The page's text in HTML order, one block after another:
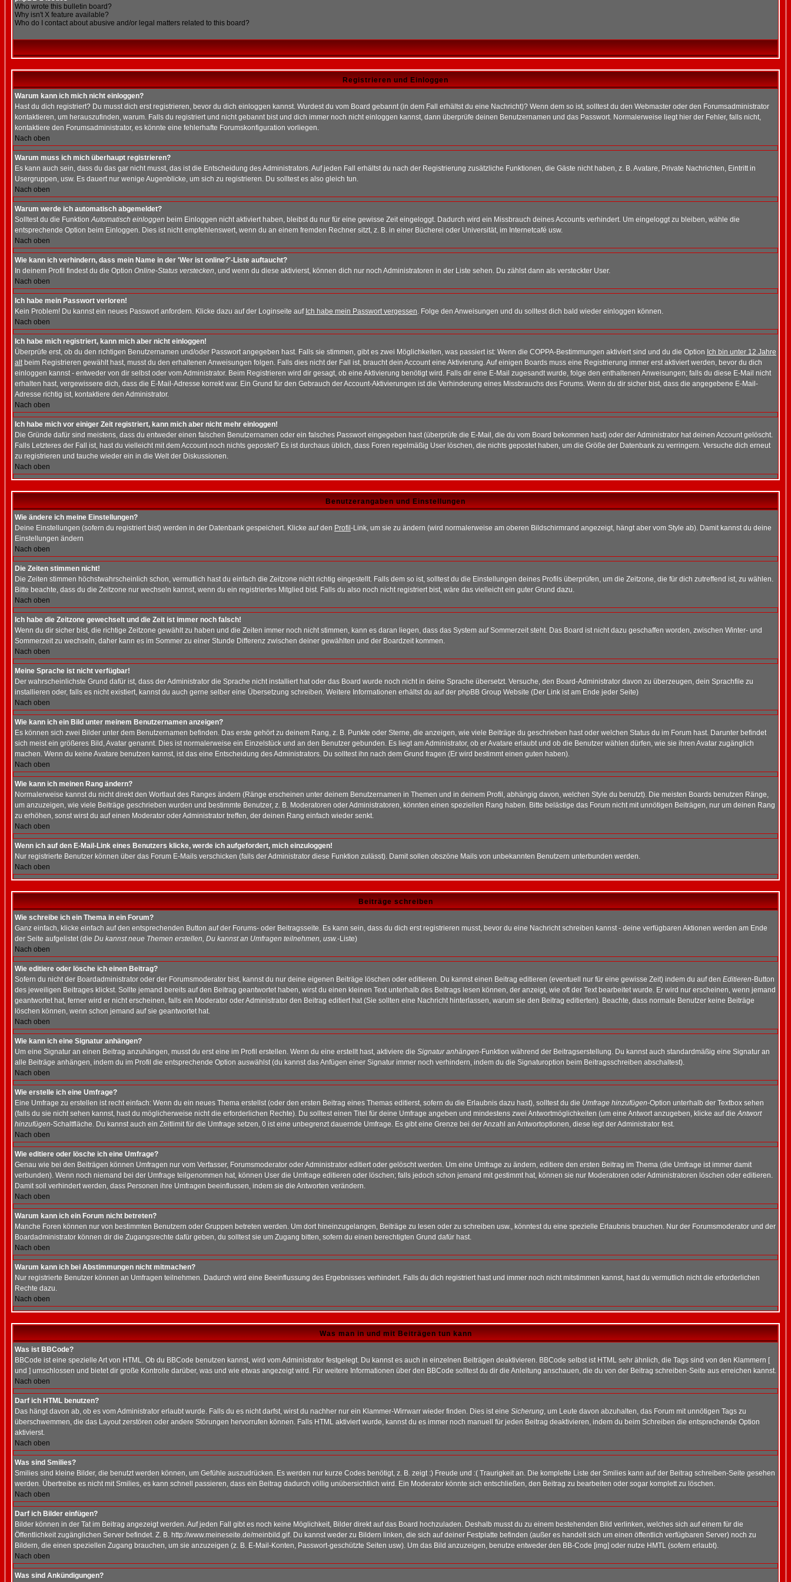
Who wrote this bulletin board?
Why isn't X feature available?
Who do I contact about abusive and/or legal matters related to this board?
Registrieren und Einloggen
Warum kann ich mich nicht einloggen?
Hast du dich registriert? Du musst dich erst registrieren, bevor du dich einloggen kannst. Wurdest du vom Board gebannt (in dem Fall erhältst du eine Nachricht)? Wenn dem so ist, solltest du den Webmaster oder den Forumsadministrator
kontaktieren, um herauszufinden, warum. Falls du registriert und nicht gebannt bist und dich immer noch nicht einloggen kannst, dann überprüfe deinen Benutzernamen und das Passwort. Normalerweise liegt hier der Fehler, falls nicht,
kontaktiere den Forumsadministrator, es könnte eine fehlerhafte Forumskonfiguration vorliegen.
Nach oben
Warum muss ich mich überhaupt registrieren?
Es kann auch sein, dass du das gar nicht musst, das ist die Entscheidung des Administrators. Auf jeden Fall erhältst du nach der Registrierung zusätzliche Funktionen, die Gäste nicht haben, z. B. Avatare, Private Nachrichten, Eintritt in
Usergruppen, usw. Es dauert nur wenige Augenblicke, um sich zu registrieren. Du solltest es also gleich tun.
Nach oben
Warum werde ich automatisch abgemeldet?
Solltest du die FunktionAutomatisch einloggen beim Einloggen nicht aktiviert haben, bleibst du nur für eine gewisse Zeit eingeloggt. Dadurch wird ein Missbrauch deines Accounts verhindert. Um eingeloggt zu bleiben, wähle die
entsprechende Option beim Einloggen. Dies ist nicht empfehlenswert, wenn du an einem fremden Rechner sitzt, z. B. in einer Bücherei oder Universität, im Internetcafé usw.
Nach oben
Wie kann ich verhindern, dass mein Name in der 'Wer ist online?'-Liste auftaucht?
In deinem Profil findest du die Option Online-Status verstecken, und wenn du diese aktivierst, können dich nur noch Administratoren in der Liste sehen. Du zählst dann als versteckter User.
Nach oben
Ich habe mein Passwort verloren!
Kein Problem! Du kannst ein neues Passwort anfordern. Klicke dazu auf der Loginseite auf Ich habe mein Passwort vergessen. Folge den Anweisungen und du solltest dich bald wieder einloggen können.
Nach oben
Ich habe mich registriert, kann mich aber nicht einloggen!
Überprüfe erst, ob du den richtigen Benutzernamen und/oder Passwort angegeben hast. Falls sie stimmen, gibt es zwei Möglichkeiten, was passiert ist: Wenn die COPPA-Bestimmungen aktiviert sind und du die Option Ich bin unter 12 Jahre
altbeim Registrieren gewählt hast, musst du den erhaltenen Anweisungen folgen. Falls dies nicht der Fall ist, braucht dein Account eine Aktivierung. Auf einigen Boards muss eine Registrierung immer erst aktiviert werden, bevor du dich
einloggen kannst - entweder von dir selbst oder vom Administrator. Beim Registrieren wird dir gesagt, ob eine Aktivierung benötigt wird. Falls dir eine E-Mail zugesandt wurde, folge den enthaltenen Anweisungen; falls du diese E-Mail nicht
erhalten hast, vergewissere dich, dass die E-Mail-Adresse korrekt war. Ein Grund für den Gebrauch der Account-Aktivierungen ist die Verhinderung eines Missbrauchs des Forums. Wenn du dir sicher bist, dass die angegebene E-Mail-
Adresse richtig ist, kontaktiere den Administrator.
Nach oben
Ich habe mich vor einiger Zeit registriert, kann mich aber nicht mehr einloggen!
Die Gründe dafür sind meistens, dass du entweder einen falschen Benutzernamen oder ein falsches Passwort eingegeben hast (überprüfe die E-Mail, die du vom Board bekommen hast) oder der Administrator hat deinen Account gelöscht.
Falls Letzteres der Fall ist, hast du vielleicht mit dem Account noch nichts gepostet? Es ist durchaus üblich, dass Foren regelmäßig User löschen, die nichts gepostet haben, um die Größe der Datenbank zu verringern. Versuche dich erneut
zu registrieren und tauche wieder ein in die Welt der Diskussionen.
Nach oben
Benutzerangaben und Einstellungen
Wie ändere ich meine Einstellungen?
Deine Einstellungen (sofern du registriert bist) werden in der Datenbank gespeichert. Klicke auf den Profil -Link, um sie zu ändern (wird normalerweise am oberen Bildschirmrand angezeigt, hängt aber vom Style ab). Damit kannst du deine
Einstellungen ändern
Nach oben
Die Zeiten stimmen nicht!
Die Zeiten stimmen höchstwahrscheinlich schon, vermutlich hast du einfach die Zeitzone nicht richtig eingestellt. Falls dem so ist, solltest du die Einstellungen deines Profils überprüfen, um die Zeitzone, die für dich zutreffend ist, zu wählen.
Bitte beachte, dass du die Zeitzone nur wechseln kannst, wenn du ein registriertes Mitglied bist. Falls du also noch nicht registriert bist, wäre das vielleicht ein guter Grund dazu.
Nach oben
Ich habe die Zeitzone gewechselt und die Zeit ist immer noch falsch!
Wenn du dir sicher bist, die richtige Zeitzone gewählt zu haben und die Zeiten immer noch nicht stimmen, kann es daran liegen, dass das System auf Sommerzeit steht. Das Board ist nicht dazu geschaffen worden, zwischen Winter- und
Sommerzeit zu wechseln, daher kann es im Sommer zu einer Stunde Differenz zwischen deiner gewählten und der Boardzeit kommen.
Nach oben
Meine Sprache ist nicht verfügbar!
Der wahrscheinlichste Grund dafür ist, dass der Administrator die Sprache nicht installiert hat oder das Board wurde noch nicht in deine Sprache übersetzt. Versuche, den Board-Administrator davon zu überzeugen, dein Sprachfile zu
installieren oder, falls es nicht existiert, kannst du auch gerne selber eine Übersetzung schreiben. Weitere Informationen erhältst du auf der phpBB Group Website (Der Link ist am Ende jeder Seite)
Nach oben
Wie kann ich ein Bild unter meinem Benutzernamen anzeigen?
Es können sich zwei Bilder unter dem Benutzernamen befinden. Das erste gehört zu deinem Rang, z. B. Punkte oder Sterne, die anzeigen, wie viele Beiträge du geschrieben hast oder welchen Status du im Forum hast. Darunter befindet
sich meist ein größeres Bild, Avatar genannt. Dies ist normalerweise ein Einzelstück und an den Benutzer gebunden. Es liegt am Administrator, ob er Avatare erlaubt und ob die Benutzer wählen dürfen, wie sie ihren Avatar zugänglich
machen. Wenn du keine Avatare benutzen kannst, ist das eine Entscheidung des Administrators. Du solltest ihn nach dem Grund fragen (Er wird bestimmt einen guten haben).
Nach oben
Wie kann ich meinen Rang ändern?
Normalerweise kannst du nicht direkt den Wortlaut des Ranges ändern (Ränge erscheinen unter deinem Benutzernamen in Themen und in deinem Profil, abhängig davon, welchen Style du benutzt). Die meisten Boards benutzen Ränge,
um anzuzeigen, wie viele Beiträge geschrieben wurden und bestimmte Benutzer, z. B. Moderatoren oder Administratoren, könnten einen speziellen Rang haben. Bitte belästige das Forum nicht mit unnötigen Beiträgen, nur um deinen Rang
zu erhöhen, sonst wirst du auf einen Moderator oder Administrator treffen, der deinen Rang einfach wieder senkt.
Nach oben
Wenn ich auf den E-Mail-Link eines Benutzers klicke, werde ich aufgefordert, mich einzuloggen!
Nur registrierte Benutzer können über das Forum E-Mails verschicken (falls der Administrator diese Funktion zulässt). Damit sollen obszöne Mails von unbekannten Benutzern unterbunden werden.
Nach oben
Beiträge schreiben
Wie schreibe ich ein Thema in ein Forum?
Ganz einfach, klicke einfach auf den entsprechenden Button auf der Forums- oder Beitragsseite. Es kann sein, dass du dich erst registrieren musst, bevor du eine Nachricht schreiben kannst - deine verfügbaren Aktionen werden am Ende
der Seite aufgelistet (die Du kannst neue Themen erstellen, Du kannst an Umfragen teilnehmen, usw.-Liste)
Nach oben
Wie editiere oder lösche ich einen Beitrag?
Sofern du nicht der Boardadministrator oder der Forumsmoderator bist, kannst du nur deine eigenen Beiträge löschen oder editieren. Du kannst einen Beitrag editieren (eventuell nur für eine gewisse Zeit) indem du auf den Editieren-Button
des jeweiligen Beitrages klickst. Sollte jemand bereits auf den Beitrag geantwortet haben, wirst du einen kleinen Text unterhalb des Beitrags lesen können, der anzeigt, wie oft der Text bearbeitet wurde. Er wird nur erscheinen, wenn jemand
geantwortet hat, ferner wird er nicht erscheinen, falls ein Moderator oder Administrator den Beitrag editiert hat (Sie sollten eine Nachricht hinterlassen, warum sie den Beitrag editierten). Beachte, dass normale Benutzer keine Beiträge
löschen können, wenn schon jemand auf sie geantwortet hat.
Nach oben
Wie kann ich eine Signatur anhängen?
Um eine Signatur an einen Beitrag anzuhängen, musst du erst eine im Profil erstellen. Wenn du eine erstellt hast, aktiviere die Signatur anhängen-Funktion während der Beitragserstellung. Du kannst auch standardmäßig eine Signatur an
alle Beiträge anhängen, indem du im Profil die entsprechende Option auswählst (du kannst das Anfügen einer Signatur immer noch verhindern, indem du die Signaturoption beim Beitragsschreiben abschaltest).
Nach oben
Wie erstelle ich eine Umfrage?
Eine Umfrage zu erstellen ist recht einfach: Wenn du ein neues Thema erstellst (oder den ersten Beitrag eines Themas editierst, sofern du die Erlaubnis dazu hast), solltest du die Umfrage hinzufügen-Option unterhalb der Textbox sehen
(falls du sie nicht sehen kannst, hast du möglicherweise nicht die erforderlichen Rechte). Du solltest einen Titel für deine Umfrage angeben und mindestens zwei Antwortmöglichkeiten (um eine Antwort anzugeben, klicke auf dieAntwort
hinzufügen-Schaltfläche. Du kannst auch ein Zeitlimit für die Umfrage setzen, 0 ist eine unbegrenzt dauernde Umfrage. Es gibt eine Grenze bei der Anzahl an Antwortoptionen, diese legt der Administrator fest.
Nach oben
Wie editiere oder lösche ich eine Umfrage?
Genau wie bei den Beiträgen können Umfragen nur vom Verfasser, Forumsmoderator oder Administrator editiert oder gelöscht werden. Um eine Umfrage zu ändern, editiere den ersten Beitrag im Thema (die Umfrage ist immer damit
verbunden). Wenn noch niemand bei der Umfrage teilgenommen hat, können User die Umfrage editieren oder löschen; falls jedoch schon jemand mit gestimmt hat, können sie nur Moderatoren oder Administratoren löschen oder editieren.
Damit soll verhindert werden, dass Personen ihre Umfragen beeinflussen, indem sie die Antworten verändern.
Nach oben
Warum kann ich ein Forum nicht betreten?
Manche Foren können nur von bestimmten Benutzern oder Gruppen betreten werden. Um dort hineinzugelangen, Beiträge zu lesen oder zu schreiben usw., könntest du eine spezielle Erlaubnis brauchen. Nur der Forumsmoderator und der
Boardadministrator können dir die Zugangsrechte dafür geben, du solltest sie um Zugang bitten, sofern du einen berechtigten Grund dafür hast.
Nach oben
Warum kann ich bei Abstimmungen nicht mitmachen?
Nur registrierte Benutzer können an Umfragen teilnehmen. Dadurch wird eine Beeinflussung des Ergebnisses verhindert. Falls du dich registriert hast und immer noch nicht mitstimmen kannst, hast du vermutlich nicht die erforderlichen
Rechte dazu.
Nach oben
Was man in und mit Beiträgen tun kann
Was ist BBCode?
BBCode ist eine spezielle Art von HTML. Ob du BBCode benutzen kannst, wird vom Administrator festgelegt. Du kannst es auch in einzelnen Beiträgen deaktivieren. BBCode selbst ist HTML sehr ähnlich, die Tags sind von den Klammern [
und ] umschlossen und bietet dir große Kontrolle darüber, was und wie etwas angezeigt wird. Für weitere Informationen über den BBCode solltest du dir die Anleitung anschauen, die du von der Beitrag schreiben-Seite aus erreichen kannst.
Nach oben
Darf ich HTML benutzen?
Das hängt davon ab, ob es vom Administrator erlaubt wurde. Falls du es nicht darfst, wirst du nachher nur ein Klammer-Wirrwarr wieder finden. Dies ist eine Sicherung, um Leute davon abzuhalten, das Forum mit unnötigen Tags zu
überschwemmen, die das Layout zerstören oder andere Störungen hervorrufen können. Falls HTML aktiviert wurde, kannst du es immer noch manuell für jeden Beitrag deaktivieren, indem du beim Schreiben die entsprechende Option
aktivierst.
Nach oben
Was sind Smilies?
Smilies sind kleine Bilder, die benutzt werden können, um Gefühle auszudrücken. Es werden nur kurze Codes benötigt, z. B. zeigt :) Freude und :( Traurigkeit an. Die komplette Liste der Smilies kann auf der Beitrag schreiben-Seite gesehen
werden. Übertreibe es nicht mit Smilies, es kann schnell passieren, dass ein Beitrag dadurch völlig unübersichtlich wird. Ein Moderator könnte sich entschließen, den Beitrag zu bearbeiten oder sogar komplett zu löschen.
Nach oben
Darf ich Bilder einfügen?
Bilder können in der Tat im Beitrag angezeigt werden. Auf jeden Fall gibt es noch keine Möglichkeit, Bilder direkt auf das Board hochzuladen. Deshalb musst du zu einem bestehenden Bild verlinken, welches sich auf einem für die
Öffentlichkeit zugänglichen Server befindet. Z. B. http://www.meineseite.de/meinbild.gif. Du kannst weder zu Bildern linken, die sich auf deiner Festplatte befinden (außer es handelt sich um einen öffentlich verfügbaren Server) noch zu
Bildern, die einen speziellen Zugang brauchen, um sie anzuzeigen (z. B. E-Mail-Konten, Passwort-geschützte Seiten usw). Um das Bild anzuzeigen, benutze entweder den BB-Code [img] oder nutze HMTL (sofern erlaubt).
Nach oben
Was sind Ankündigungen?